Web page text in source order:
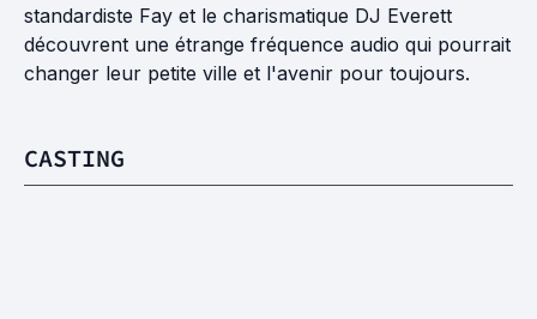
standardiste Fay et le charismatique DJ Everett
découvrent une étrange fréquence audio qui pourrait
changer leur petite ville et l'avenir pour toujours.
CASTING